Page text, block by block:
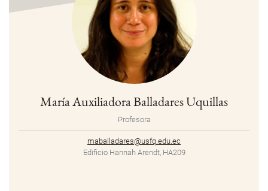
María Auxiliadora Balladares Uquillas
Profesora
maballadares@usfq.edu.ec
Edificio Hannah Arendt, HA209